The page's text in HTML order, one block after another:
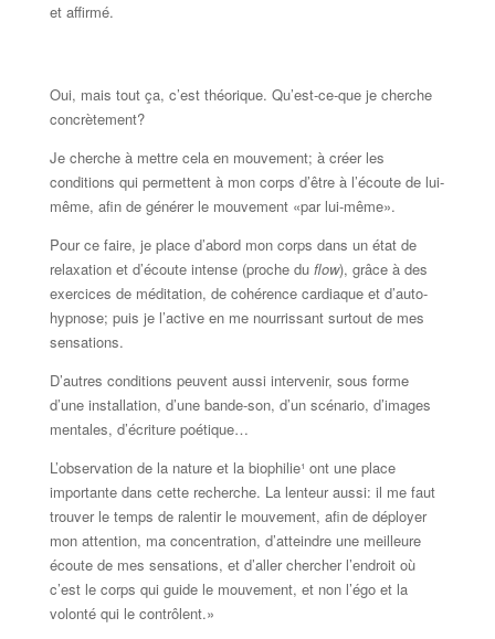
et affirmé.
Oui, mais tout ça, c’est théorique. Qu’est-ce-que je cherche
concrètement?
Je cherche à mettre cela en mouvement; à créer les
conditions qui permettent à mon corps d’être à l’écoute de lui-
même, afin de générer le mouvement «par lui-même».
Pour ce faire, je place d’abord mon corps dans un état de
relaxation et d’écoute intense (proche du flow), grâce à des
exercices de méditation, de cohérence cardiaque et d’auto-
hypnose; puis je l’active en me nourrissant surtout de mes
sensations.
D’autres conditions peuvent aussi intervenir, sous forme
d’une installation, d’une bande-son, d’un scénario, d’images
mentales, d’écriture poétique…
L’observation de la nature et la biophilie¹ ont une place
importante dans cette recherche. La lenteur aussi: il me faut
trouver le temps de ralentir le mouvement, afin de déployer
mon attention, ma concentration, d’atteindre une meilleure
écoute de mes sensations, et d’aller chercher l’endroit où
c’est le corps qui guide le mouvement, et non l’égo et la
volonté qui le contrôlent.»